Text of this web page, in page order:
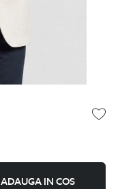
ADAUGA IN COS